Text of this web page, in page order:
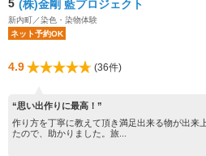
5 (株)金剛 藍プロジェクト
新内町／染色・染物体験
ネット予約OK
4.9 (36件)
“思い出作りに最高！”
作り方を丁寧に教えて頂き満足出来る物が出来
たので、助かりました。旅...